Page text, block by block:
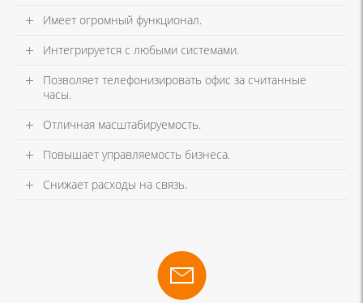
Имеет огромный функционал.
Интегрируется с любыми системами.
Позволяет телефонизировать офис за считанные
часы.
Отличная масштабируемость.
Повышает управляемость бизнеса.
Снижает расходы на связь.